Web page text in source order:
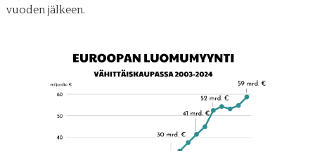
vuoden jälkeen.